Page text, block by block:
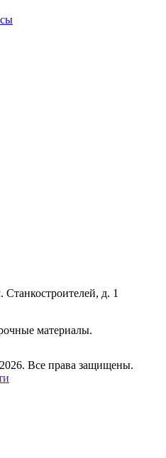
Станкостроителей, д. 1
Все права защищены.